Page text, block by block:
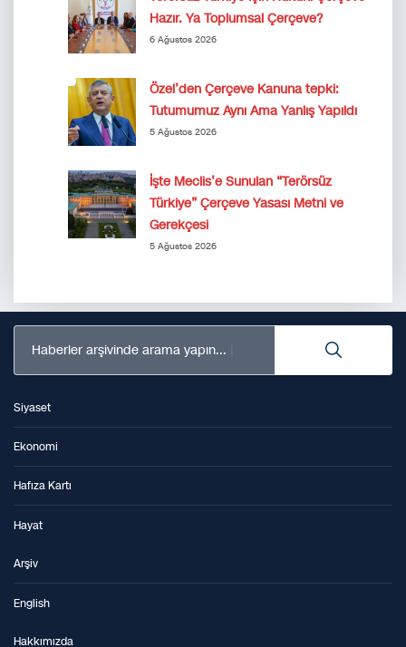
Hazır. Ya Toplumsal Çerçeve?
6 Ağustos 2026
Özel’den Çerçeve Kanuna tepki:
Tutumumuz Aynı Ama Yanlış Yapıldı
5 Ağustos 2026
İşte Meclis’e Sunulan “Terörsüz
Türkiye” Çerçeve Yasası Metni ve
Gerekçesi
5 Ağustos 2026
Haberler arşivinde arama yapın...
Siyaset
Ekonomi
Hafıza Kartı
Hayat
Arşiv
English
Hakkımızda